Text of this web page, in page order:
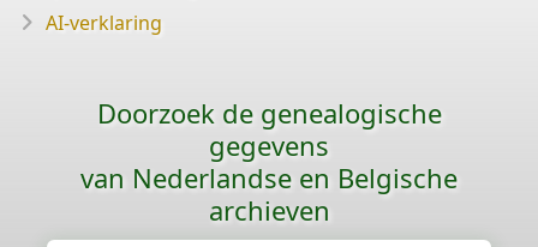
AI-verklaring
Doorzoek de genealogische
gegevens
van Nederlandse en Belgische
archieven